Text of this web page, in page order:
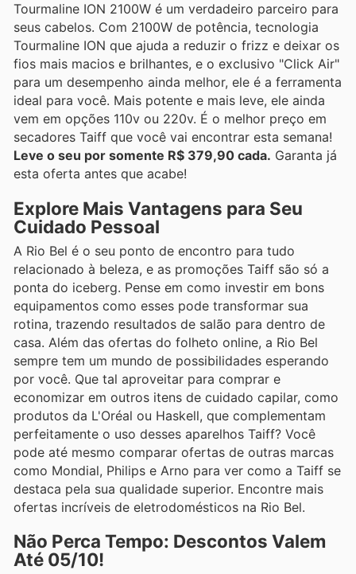
Tourmaline ION 2100W é um verdadeiro parceiro para
seus cabelos. Com 2100W de potência, tecnologia
Tourmaline ION que ajuda a reduzir o frizz e deixar os
fios mais macios e brilhantes, e o exclusivo "Click Air"
para um desempenho ainda melhor, ele é a ferramenta
ideal para você. Mais potente e mais leve, ele ainda
vem em opções 110v ou 220v. É o melhor preço em
secadores Taiff que você vai encontrar esta semana!
Leve o seu por somente R$ 379,90 cada. Garanta já
esta oferta antes que acabe!
Explore Mais Vantagens para Seu
Cuidado Pessoal
A Rio Bel é o seu ponto de encontro para tudo
relacionado à beleza, e as promoções Taiff são só a
ponta do iceberg. Pense em como investir em bons
equipamentos como esses pode transformar sua
rotina, trazendo resultados de salão para dentro de
casa. Além das ofertas do folheto online, a Rio Bel
sempre tem um mundo de possibilidades esperando
por você. Que tal aproveitar para comprar e
economizar em outros itens de cuidado capilar, como
produtos da L'Oréal ou Haskell, que complementam
perfeitamente o uso desses aparelhos Taiff? Você
pode até mesmo comparar ofertas de outras marcas
como Mondial, Philips e Arno para ver como a Taiff se
destaca pela sua qualidade superior. Encontre mais
ofertas incríveis de eletrodomésticos na Rio Bel.
Não Perca Tempo: Descontos Valem
Até 05/10!